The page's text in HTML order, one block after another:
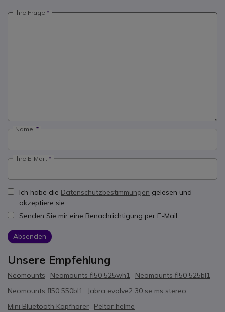
Ihre Frage
Name:
Ihre E-Mail:
Ich habe die Datenschutzbestimmungen gelesen und
akzeptiere sie.
Senden Sie mir eine Benachrichtigung per E-Mail
Absenden
Unsere Empfehlung
Neomounts Neomounts fl50 525wh1
Neomounts fl50 525bl1
Neomounts fl50 550bl1
Jabra evolve2 30 se ms stereo
Mini Bluetooth Kopfhörer
Peltor helme